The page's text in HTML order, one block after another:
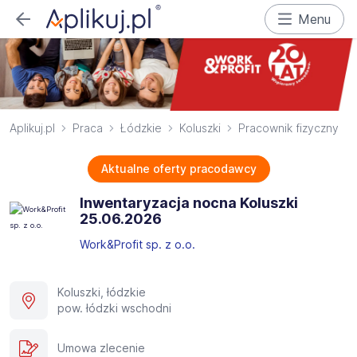
Menu
Aplikuj.pl Praca Łódzkie Koluszki Pracownik fizyczny
Aktualne oferty pracodawcy
Inwentaryzacja nocna Koluszki
25.06.2026​
Work&Profit sp. z o.o.
Koluszki, łódzkie
pow. łódzki wschodni
Umowa zlecenie